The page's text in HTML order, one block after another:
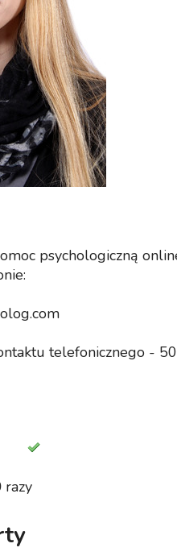
psychologiczną
telefonicznego -
razy